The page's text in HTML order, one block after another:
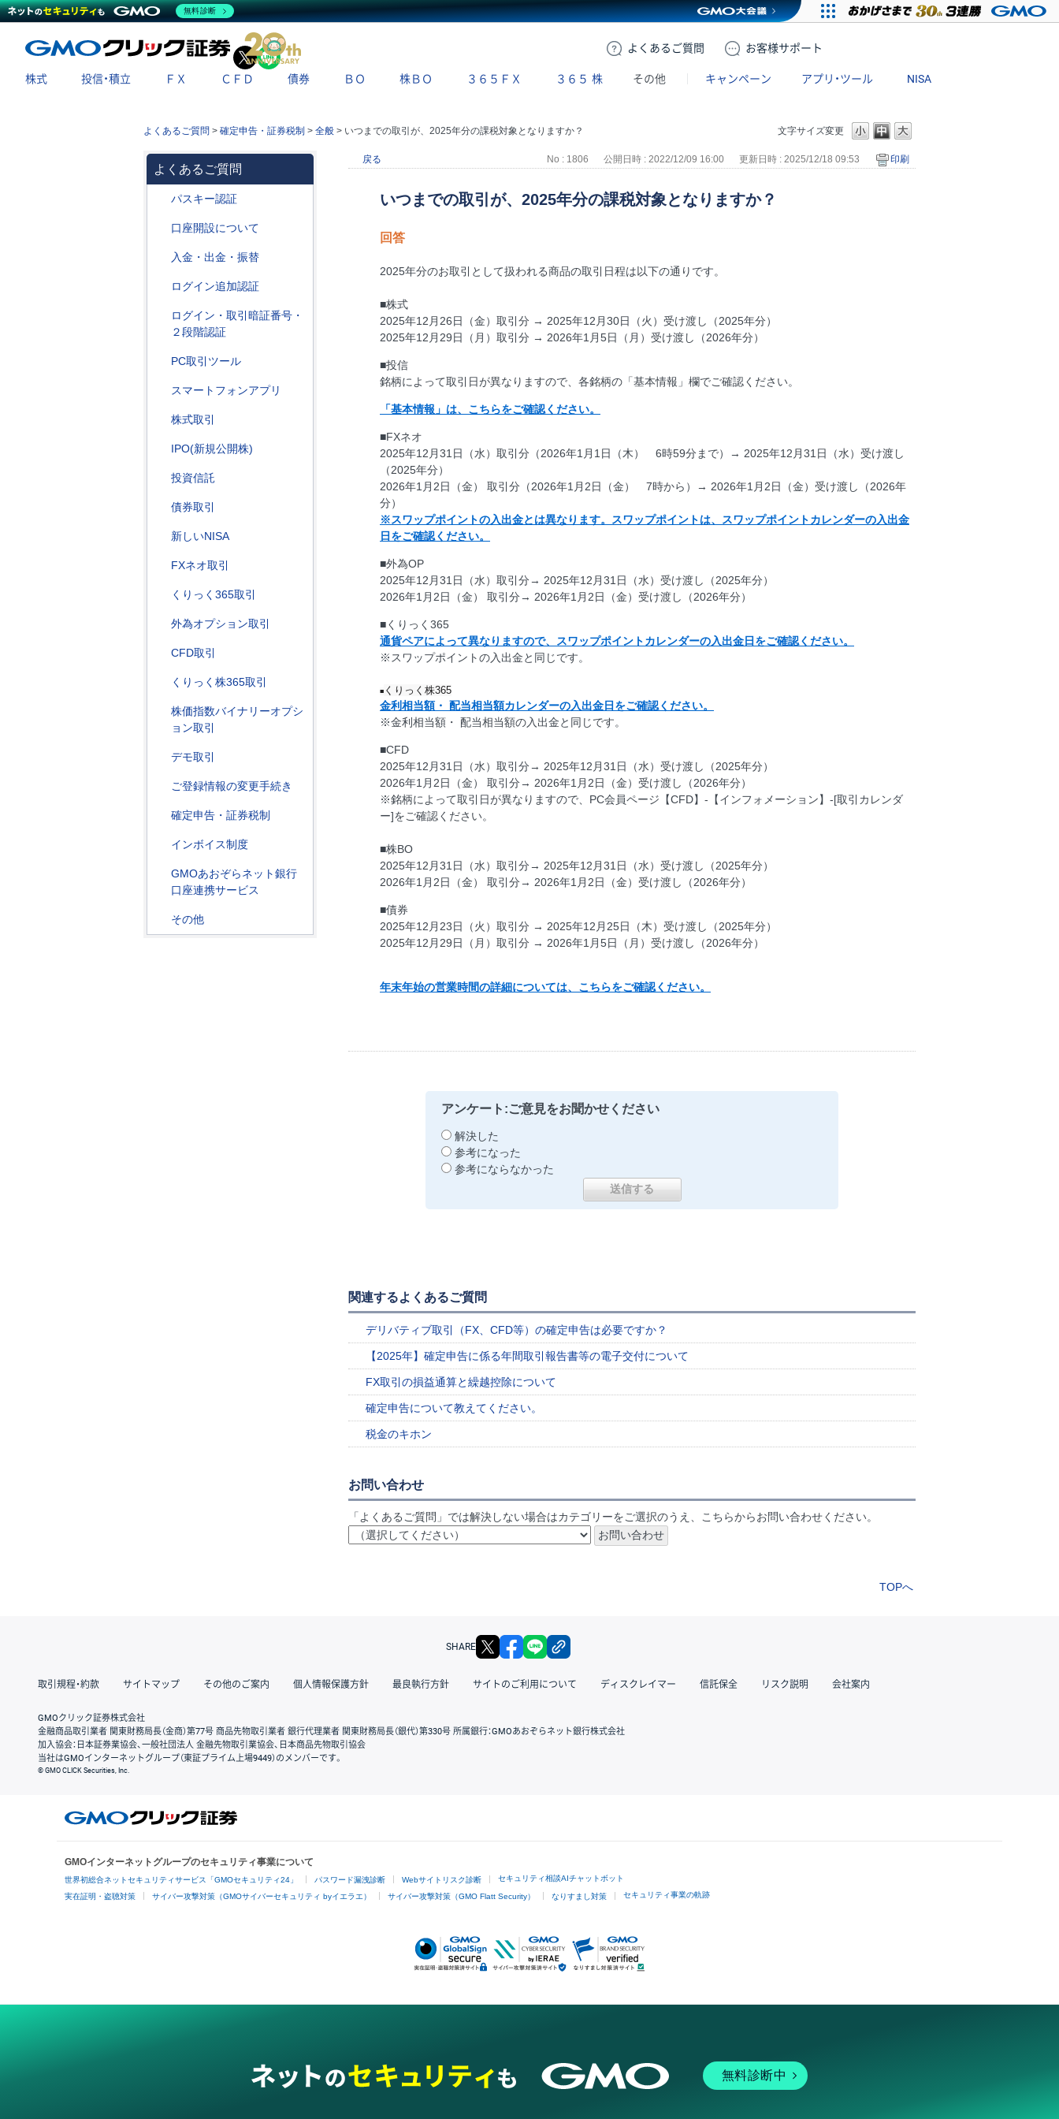
よくある ご質問 お客様サポート
X
株式 投信・積立 ＦＸ ＣＦＤ 債券 ＢＯ 株ＢＯ ３６５ＦＸ ３６５ 株 その他 キャンペーン アプリ・ツール NISA
文字サイズ変更
よくあるご質問 > 確定申告・証券税制 > 全般 > いつまでの取引が、2025年分の課税対象となりますか？
よくあるご質問
パスキー認証
口座開設について
入金・出金・振替
ログイン追加認証
ログイン・取引暗証番号・
２段階認証
PC取引ツール
スマートフォンアプリ
株式取引
IPO(新規公開株)
投資信託
債券取引
新しいNISA
FXネオ取引
くりっく365取引
外為オプション取引
CFD取引
くりっく株365取引
株価指数バイナリーオプシ
ョン取引
デモ取引
ご登録情報の変更手続き
確定申告・証券税制
インボイス制度
GMOあおぞらネット銀行
口座連携サービス
その他
戻る No : 1806 公開日時 : 2022/12/09 16:00 更新日時 : 2025/12/18 09:53 印刷
いつまでの取引が、2025年分の課税対象となりますか？
回答
2025年分のお取引として扱われる商品の取引日程は以下の通りです。
■株式
2025年12月26日（金）取引分 → 2025年12月30日（火）受け渡し（2025年分）
2025年12月29日（月）取引分 → 2026年1月5日（月）受け渡し（2026年分）
■投信
銘柄によって取引日が異なりますので、各銘柄の「基本情報」欄でご確認ください。
「基本情報」は、こちらをご確認ください。
■FXネオ
2025年12月31日（水）取引分（2026年1月1日（木） 6時59分まで）→ 2025年12月31日（水）受け渡し
（2025年分）
2026年1月2日（金） 取引分（2026年1月2日（金） 7時から）→ 2026年1月2日（金）受け渡し（2026年
分）
※スワップポイントの入出金とは異なります。スワップポイントは、スワップポイントカレンダーの入出金
日をご確認ください。
■外為OP
2025年12月31日（水）取引分→ 2025年12月31日（水）受け渡し（2025年分）
2026年1月2日（金） 取引分→ 2026年1月2日（金）受け渡し（2026年分）
■くりっく365
通貨ペアによって異なりますので、スワップポイントカレンダーの入出金日をご確認ください。
※スワップポイントの入出金と同じです。
■ くりっく株365
金利相当額・ 配当相当額カレンダーの入出金日をご確認ください。
※金利相当額・ 配当相当額の入出金と同じです。
■CFD
2025年12月31日（水）取引分→ 2025年12月31日（水）受け渡し（2025年分）
2026年1月2日（金） 取引分→ 2026年1月2日（金）受け渡し（2026年分）
※銘柄によって取引日が異なりますので、PC会員ページ【CFD】-【インフォメーション】-[取引カレンダ
ー]をご確認ください。
■株BO
2025年12月31日（水）取引分→ 2025年12月31日（水）受け渡し（2025年分）
2026年1月2日（金） 取引分→ 2026年1月2日（金）受け渡し（2026年分）
■債券
2025年12月23日（火）取引分 → 2025年12月25日（木）受け渡し（2025年分）
2025年12月29日（月）取引分 → 2026年1月5日（月）受け渡し（2026年分）
年末年始の営業時間の詳細については、こちらをご確認ください。
アンケート:ご意見をお聞かせください
解決した
参考になった
参考にならなかった
関連するよくあるご質問
デリバティブ取引（FX、CFD等）の確定申告は必要ですか？
【2025年】確定申告に係る年間取引報告書等の電子交付について
FX取引の損益通算と繰越控除について
確定申告について教えてください。
税金のキホン
お問い合わせ
「よくあるご質問」では解決しない場合はカテゴリーをご選択のうえ、こちらからお問い合わせください。
TOPへ
SHARE X facebook
取引規程・約款 サイトマップ その他のご案内 個人情報保護方針 最良執行方針 サイトのご利用について ディスクレイマー 信託保全 リスク説明 会社案内
GMOクリック証券株式会社
金融商品取引業者 関東財務局長（金商）第77号 商品先物取引業者 銀行代理業者 関東財務局長（銀代）第330号 所属銀行：GMOあおぞらネット銀行株式会社
加入協会：日本証券業協会、一般社団法人 金融先物取引業協会、日本商品先物取引協会
当社はGMOインターネットグループ（東証プライム上場9449）のメンバーです。
© GMO CLICK Securities, Inc.
GMOインターネットグループのセキュリティ事業について
世界初総合ネットセキュリティサービス「GMOセキュリティ24」 パスワード漏洩診断 Webサイトリスク診断 セキュリティ相談AIチャットボット
実在証明・盗聴対策 サイバー攻撃対策（GMOサイバーセキュリティ byイエラエ） サイバー攻撃対策（GMO Flatt Security） なりすまし対策 セキュリティ事業の軌跡
無料診断中
無料診断